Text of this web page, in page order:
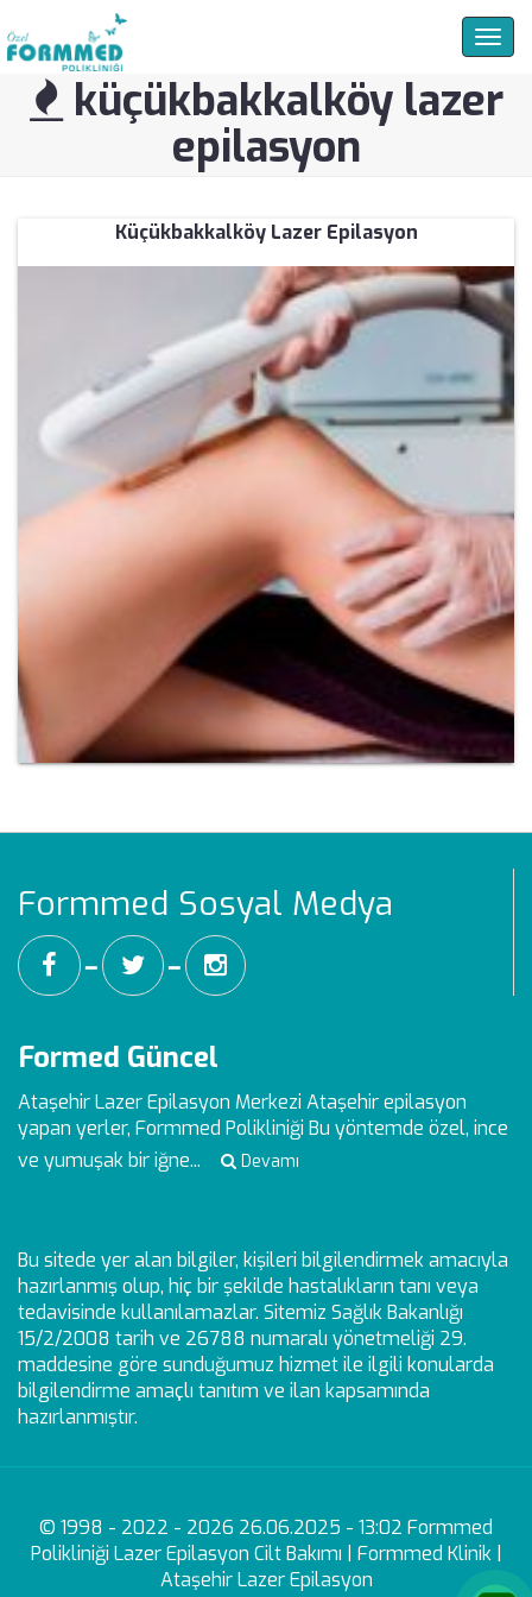
küçükbakkalköy lazer
epilasyon
Küçükbakkalköy Lazer Epilasyon
Formmed Sosyal Medya
━ ━
Formed Güncel
Ataşehir Lazer Epilasyon Merkezi Ataşehir epilasyon
yapan yerler, Formmed Polikliniği Bu yöntemde özel, ince
ve yumuşak bir iğne...
Devamı
Bu sitede yer alan bilgiler, kişileri bilgilendirmek amacıyla
hazırlanmış olup, hiç bir şekilde hastalıkların tanı veya
tedavisinde kullanılamazlar. Sitemiz Sağlık Bakanlığı
15/2/2008 tarih ve 26788 numaralı yönetmeliği 29.
maddesine göre sunduğumuz hizmet ile ilgili konularda
bilgilendirme amaçlı tanıtım ve ilan kapsamında
hazırlanmıştır.
© 1998 - 2022 - 2026 26.06.2025 - 13:02 Formmed
Polikliniği Lazer Epilasyon Cilt Bakımı | Formmed Klinik |
Ataşehir Lazer Epilasyon